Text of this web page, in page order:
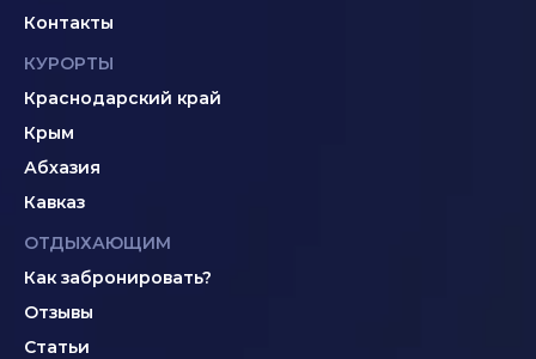
Контакты
КУРОРТЫ
Краснодарский край
Крым
Абхазия
Кавказ
ОТДЫХАЮЩИМ
Как забронировать?
Отзывы
Статьи